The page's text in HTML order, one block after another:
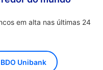
em alta nas últimas 24
BDO Unibank